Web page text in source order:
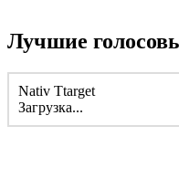
Лучшие
Nativ Ttarget
Загрузка...